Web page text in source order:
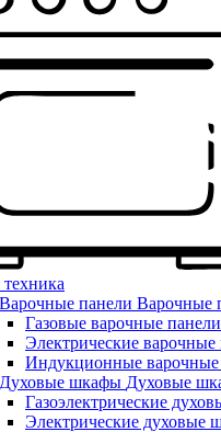
Варочные
Газовые варочные панели
Электрические варочные
Индукционные варочные
Духовые
Газоэлектрические
Электрические духовые